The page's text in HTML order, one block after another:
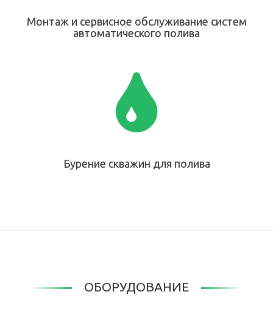
Монтаж и сервисное обслуживание систем
автоматического полива
Бурение скважин для полива
ОБОРУДОВАНИЕ